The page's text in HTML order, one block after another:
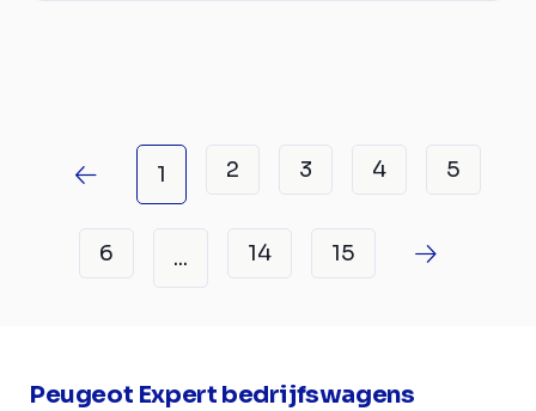
1 2 3 4 5
6 ... 14 15
Peugeot Expert bedrijfswagens